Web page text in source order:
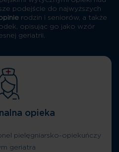
podejście do najwyższych
rodzin i seniorów, a także
opisując go jako wzór
geriatrii.
opieka
pielęgniarsko-opiekuńczy
geriatra